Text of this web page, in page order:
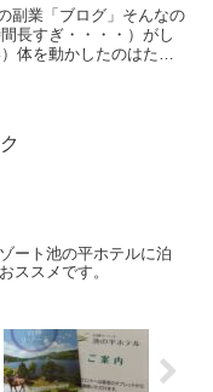
副業「ブログ」そんなの
長すぎ・・・・）がし
体を動かしたのはただ
ート池の平ホテルに泊
ススメです。